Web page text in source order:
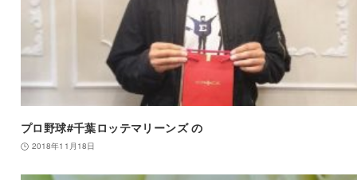
プロ野球#千葉ロッテマリーンズ の
2018年11月18日